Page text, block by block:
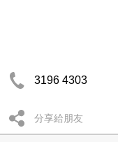
3196 4303
分享給朋友